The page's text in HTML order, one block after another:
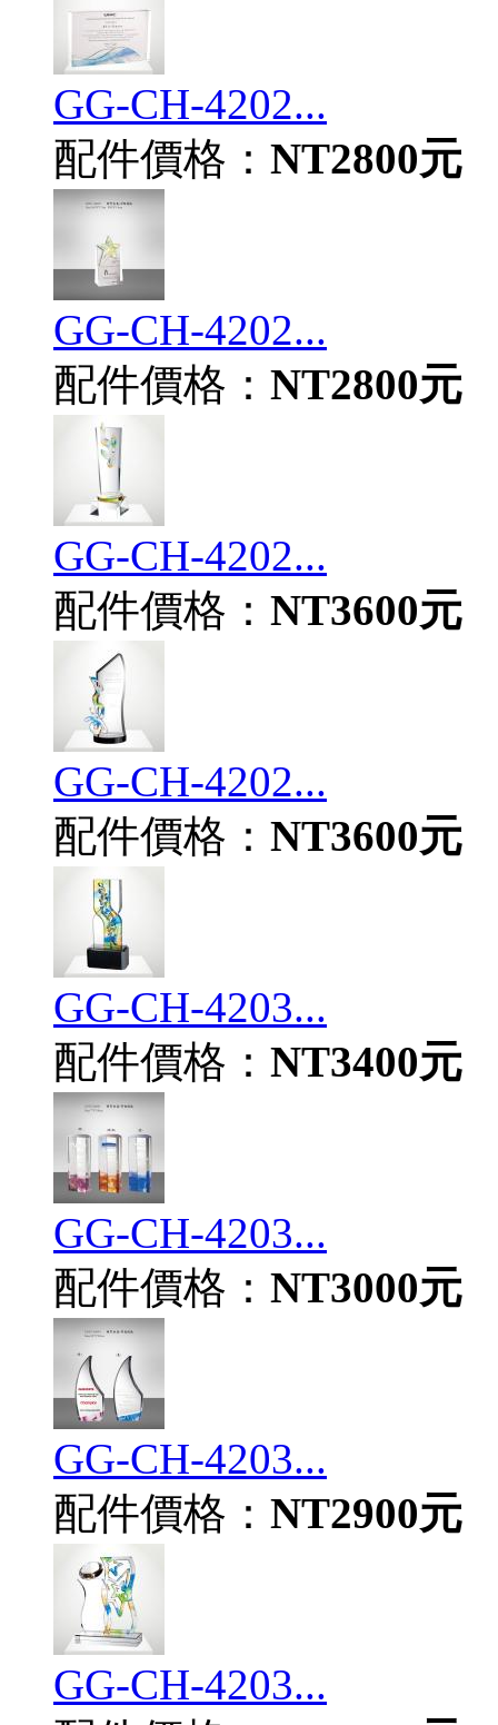
GG-CH-4202...
配件價格： NT2800元
GG-CH-4202...
配件價格： NT2800元
GG-CH-4202...
配件價格： NT3600元
GG-CH-4202...
配件價格： NT3600元
GG-CH-4203...
配件價格： NT3400元
GG-CH-4203...
配件價格： NT3000元
GG-CH-4203...
配件價格： NT2900元
GG-CH-4203...